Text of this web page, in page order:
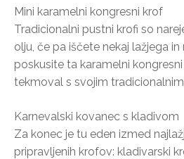
Mini karamelni kongresni krof
Tradicionalni pustni krofi so
olju, če pa iščete nekaj lažjega
poskusite ta karamelni
tekmoval s svojim
Karnevalski kovanec s kladivom
Za konec je tu eden izmed
pripravljenih krofov: kladivarski